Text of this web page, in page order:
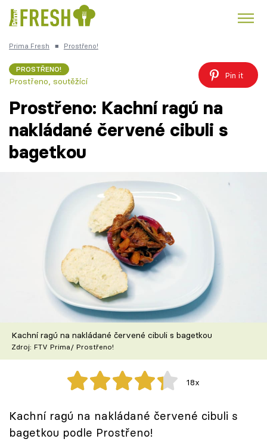
Česká kuchyně
Témata
Články
TV Program
Škola vaření
Recepty z TV
Speciál: Cuketa
Těhotnej kuchař
Přihlášení
Prima Fresh ■ Prostřeno!
PROSTŘENO!
Prostřeno, soutěžící
Pin it
Prostřeno: Kachní ragú na
nakládané červené cibuli s
bagetkou
Kachní ragú na nakládané červené cibuli s bagetkou
Zdroj: FTV Prima/ Prostřeno!
18x
Kachní ragú na nakládané červené cibuli s
bagetkou podle Prostřeno!